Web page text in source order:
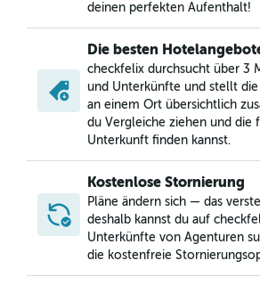
deinen perfekten Aufenthalt!
Die besten
checkfelix durchsucht über 3
und Unterkünfte und stellt die
an einem Ort übersichtlich
du Vergleiche ziehen und die
Unterkunft finden kannst.
Kostenlose Stornierung
Pläne ändern sich — das
deshalb kannst du auf
Unterkünfte von Agenturen
die kostenfreie